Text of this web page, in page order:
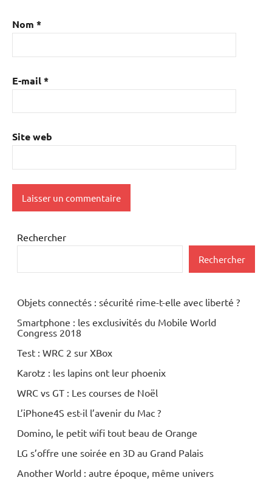
Nom *
E-mail*
Site web
Rechercher
Rechercher
Objets connectés : sécurité rime-t-elle avec liberté ?
Smartphone : les exclusivités du Mobile World
Congress 2018
Test : WRC 2 sur XBox
Karotz : les lapins ont leur phoenix
WRC vs GT : Les courses de Noël
L’iPhone4S est-il l’avenir du Mac ?
Domino, le petit wifi tout beau de Orange
LG s’offre une soirée en 3D au Grand Palais
Another World : autre époque, même univers